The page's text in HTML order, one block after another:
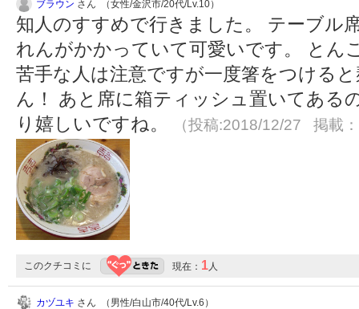
ブラウン さん （女性/金沢市/20代/Lv.10）
知人のすすめで行きました。 テーブル
れんがかかっていて可愛いです。 とん
苦手な人は注意ですが一度箸をつける
ん！ あと席に箱ティッシュ置いてある
り嬉しいですね。
（投稿:2018/12/27 掲載
このクチコミに 現在： 1人
カヅユキ さん （男性/白山市/40代/Lv.6）